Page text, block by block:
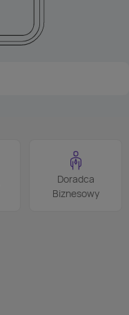
Doradca
Biznesowy